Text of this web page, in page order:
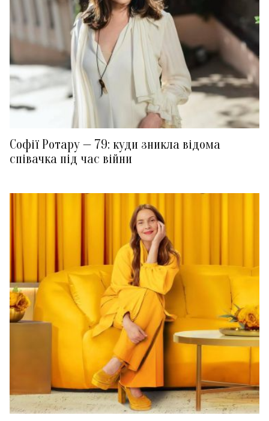
Софії Ротару — 79: куди зникла відома
співачка під час війни